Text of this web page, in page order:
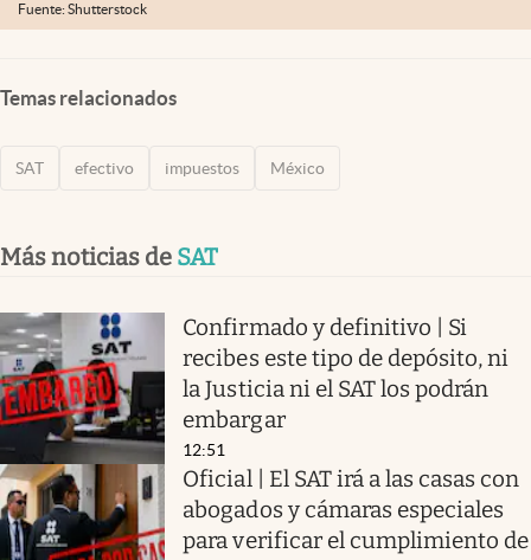
Fuente: Shutterstock
Temas relacionados
SAT efectivo impuestos México
Más noticias de SAT
Confirmado y definitivo | Si
recibes este tipo de depósito, ni
la Justicia ni el SAT los podrán
embargar
12:51
Oficial | El SAT irá a las casas con
abogados y cámaras especiales
para verificar el cumplimiento de